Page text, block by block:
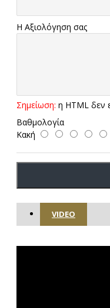
Η Αξιολόγηση σας
Σημείωση: η HTML δεν
Βαθμολογία
Κακή
VIDEO